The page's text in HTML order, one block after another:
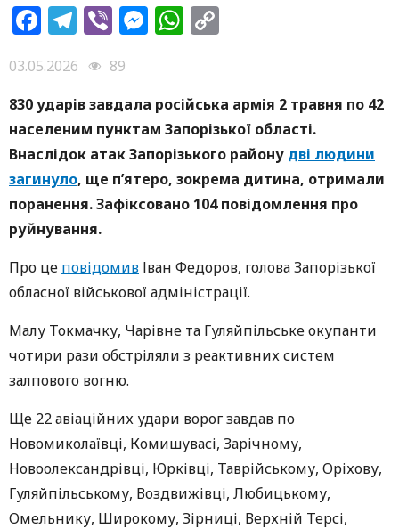
Facebook
Telegram
ViberMessenger
WhatsApp
03.05.2026
89
830 ударів завдала російська армія 2 травня по 42
населеним пунктам Запорізької області.
Внаслідок атак Запорізького району дві людини
загинуло, ще п’ятеро, зокрема дитина, отримали
поранення. Зафіксовано 104 повідомлення про
руйнування.
Про це повідомив Іван Федоров, голова Запорізької
обласної військової адміністрації.
Малу Токмачку, Чарівне та Гуляйпільське окупанти
чотири рази обстріляли з реактивних систем
залпового вогню.
Ще 22 авіаційних удари ворог завдав по
Новомиколаївці, Комишувасі, Зарічному,
Новоолександрівці, Юрківці, Таврійському, Оріхову,
Гуляйпільському, Воздвижівці, Любицькому,
Омельнику, Широкому, Зірниці, Верхній Терсі,